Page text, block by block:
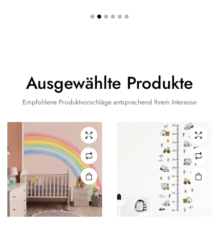
Ausgewählte Produkte
Empfohlene Produktvorschläge entsprechend Ihrem Interesse